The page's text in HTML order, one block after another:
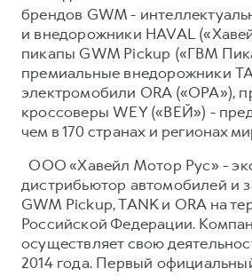
брендов GWM -
и внедорожники HAVAL
пикапы GWM Pickup («ГВМ
премиальные внедорожники
электромобили ORA («ОРА»),
кроссоверы WEY («ВЕЙ») -
чем в 170 странах и регионах
ООО «Хавейл Мотор Рус» -
дистрибьютор автомобилей и
GWM Pickup, TANK и ORA на
Российской Федерации.
осуществляет свою
2014 года. Первый